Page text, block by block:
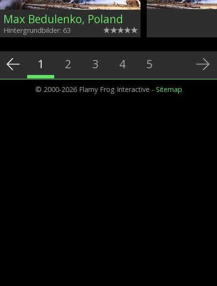
Max Bedulenko, Poland
Hintergrundbilder: 63
1 2 3 4 5
© 2000-2026 Flamy Frog Interactive - Sitemap